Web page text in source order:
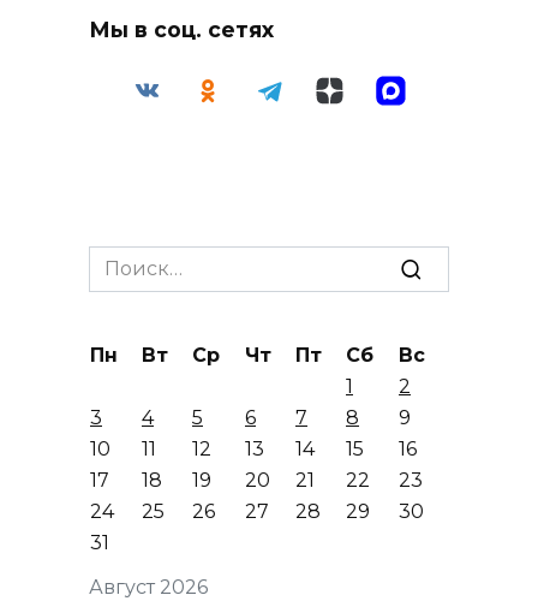
Мы в соц. сетях
Search
for:
Август 2026
Пн Вт Ср Чт Пт Сб
Вс
1
2
3
4 5 6 7 8
9
10
11 12 13 14 15
16
17
18 19 20 21 22
23
24
25 26 27 28 29
30
31